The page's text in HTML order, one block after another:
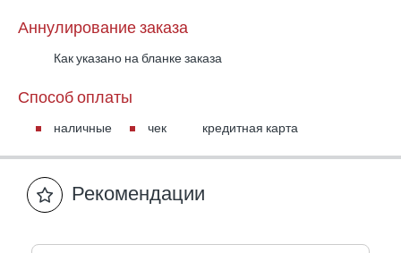
Аннулирование заказа
Как указано на бланке заказа
Способ оплаты
наличные чек кредитная карта
Рекомендации